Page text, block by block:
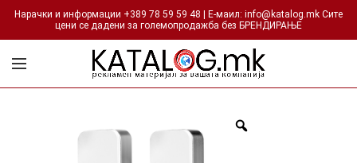
Нарачки и информации +389 78 59 59 48 | Е-маил: info@katalog.mk Сите
цени се дадени за големопродажба без БРЕНДИРАЊЕ